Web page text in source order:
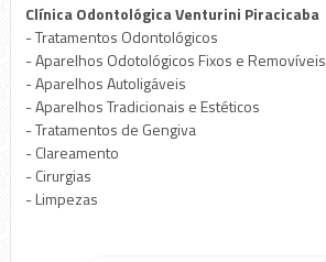
Clínica Odontológica Venturini Piracicaba
- Tratamentos Odontológicos
- Aparelhos Odotológicos Fixos e Removíveis
- Aparelhos Autoligáveis
- Aparelhos Tradicionais e Estéticos
- Tratamentos de Gengiva
- Clareamento
- Cirurgias
- Limpezas